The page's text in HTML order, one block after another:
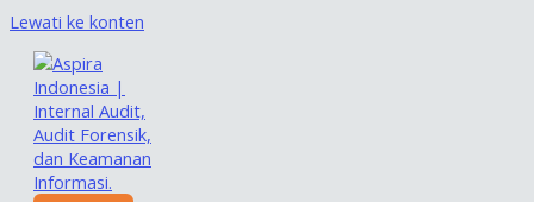
Lewati ke konten